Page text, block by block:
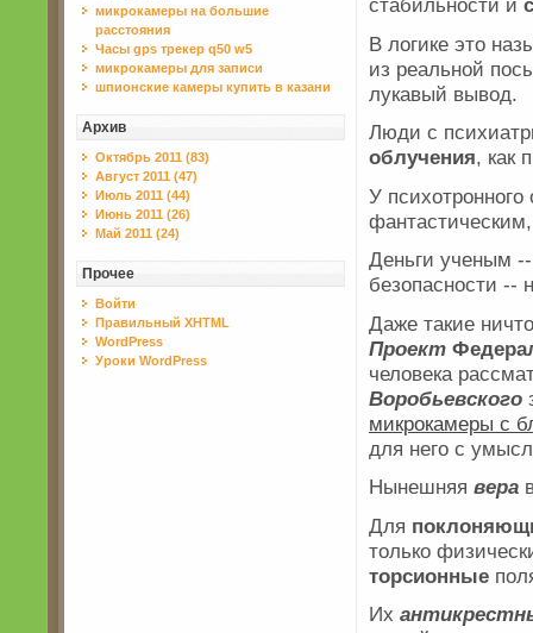
микрокамеры на большие
расстояния
Часы gps трекер q50 w5
микрокамеры для записи
шпионские камеры купить в казани
Архив
Октябрь 2011 (83)
Август 2011 (47)
Июль 2011 (44)
Июнь 2011 (26)
Май 2011 (24)
Прочее
Войти
Правильный XHTML
WordPress
Уроки WordPress
стабильности и
В логике это
из реальной
лукавый вывод.
Люди с
облучения, как
У
Деньги ученым
безопасности --
Даже такие
Проект
человека
Воробьевского
микрокамеры с
для него с
Нынешняя вера
Для
только
торсионные
Их